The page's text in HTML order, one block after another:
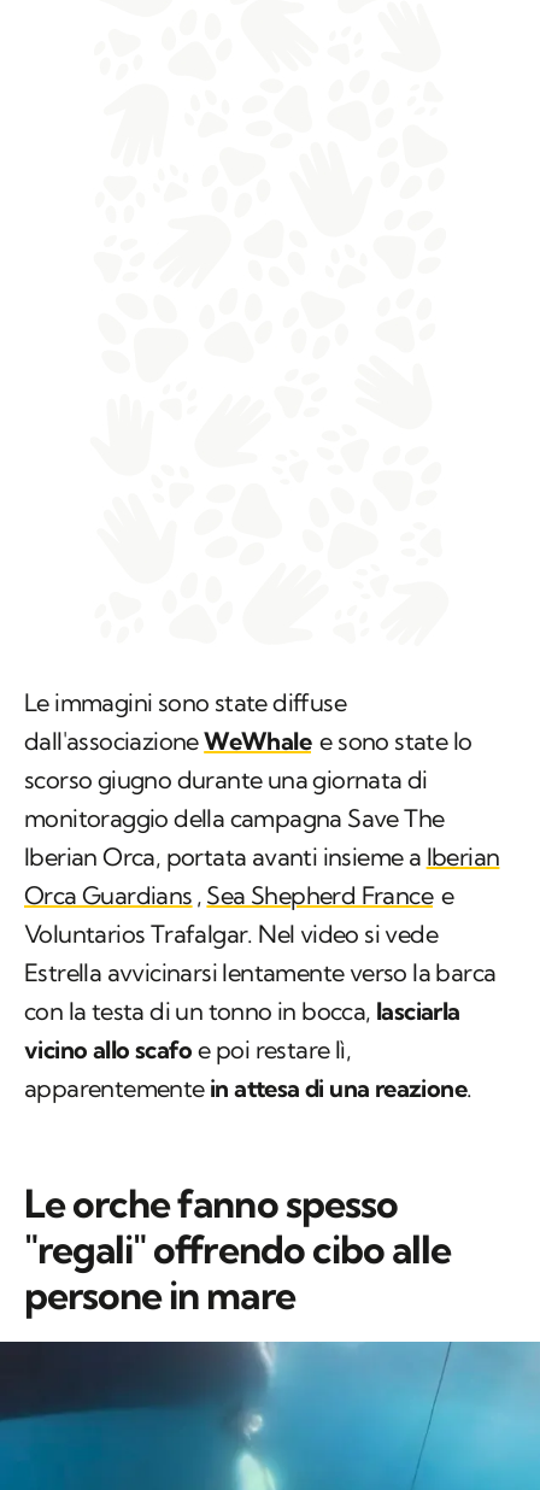
Le immagini sono state diffuse
dall'associazioneWeWhale e sono state lo
scorso giugno durante una giornata di
monitoraggio della campagna Save The
Iberian Orca, portata avanti insieme a Iberian
Orca Guardians , Sea Shepherd France e
Voluntarios Trafalgar. Nel video si vede
Estrella avvicinarsi lentamente verso la barca
con la testa di un tonno in bocca, lasciarla
vicino allo scafo e poi restare lì,
apparentemente in attesa di una reazione.
Le orche fanno spesso
"regali" offrendo cibo alle
persone in mare